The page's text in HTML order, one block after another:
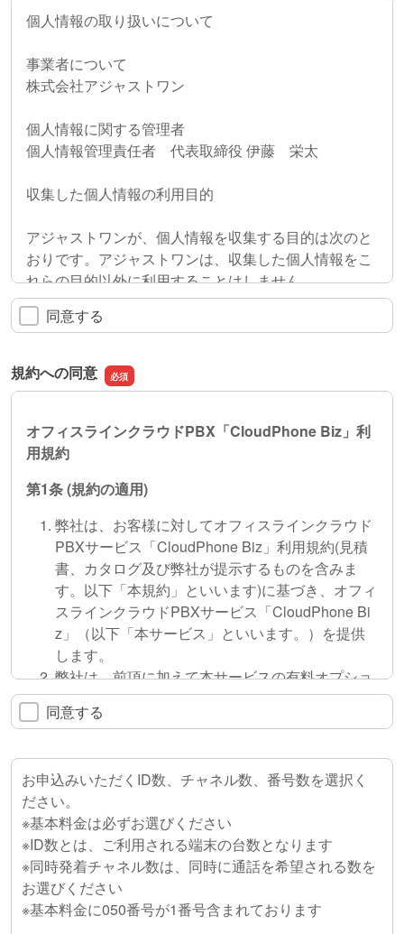
個人情報の取り扱いについて
事業者について
株式会社アジャストワン
個人情報に関する管理者
個人情報管理責任者 代表取締役 伊藤 栄太
収集した個人情報の利用目的
アジャストワンが、個人情報を収集する目的は次のと
おりです。アジャストワンは、収集した個人情報をこ
れらの目的以外に利用することはしません。
本人から直接書面によって取得する場合
1.アジャストワンが管理運営するウェブサイトに入力
送信された個人情報
な情報をご提供するため。
方、参加された方の個人情報
アジャストワン開催の展示会などのご案内や製品、サ
ービスなどの情報をご提供するため。
3.アジャストワンお取引先ご担当者の個人情報
アジャストワンが締結する諸契約の履行に関する報
告、連絡、相談をさせていただくため。
4.アジャストワンの求人に応募された方の個人情報
採用の可否を選考し、合否をご連絡するため。
5. アジャストワンの社員の個人情報
人事・労務管理に利用するため。
直接書面以外の方法によって取得する場合
6. アジャストワンのお取引先からの委託に基づいて、
お預かりした個人情報
データ加工業務、発送業務、その他受託業務を遂行す
るため。
同意する
規約への同意
オフィスラインクラウドPBX 「CloudPhone Biz 」利
用規約
第1条 (規約の適用)
弊社は、お客様に対してオフィスラインクラウド
PBXサービス「CloudPhone Biz」利用規約(見積
書、カタログ及び弊社が提示するものを含みま
す。以下「本規約」といいます)に基づき、オフィ
スラインクラウドPBXサービス「CloudPhone Bi
z」（以下「本サービス」といいます。）を提供
します。
弊社は、前項に加えて本サービスの有料オプショ
ンとして、別に定めるサービス（以下「有料オプ
ション」といいます。）を提供します。
の組み合わせについて、各種プランを弊社のweb
サイト（URL:https://cloudphone-biz.line1.jp/以下
「本サイトといいます。」）において定め、各種
プランに従った形で本サービス及び有料オプショ
ンを提供するものとします。
第2条（変更）
弊社は、本サービス又は有料オプションを変更す
同意する
お申込みいただくID数、チャネル数、番号数を選択く
ださい。
※基本料金は必ずお選びください
※ID数とは、ご利用される端末の台数となります
※同時発着チャネル数は、同時に通話を希望される数を
お選びください
※基本料金に050番号が1番号含まれております